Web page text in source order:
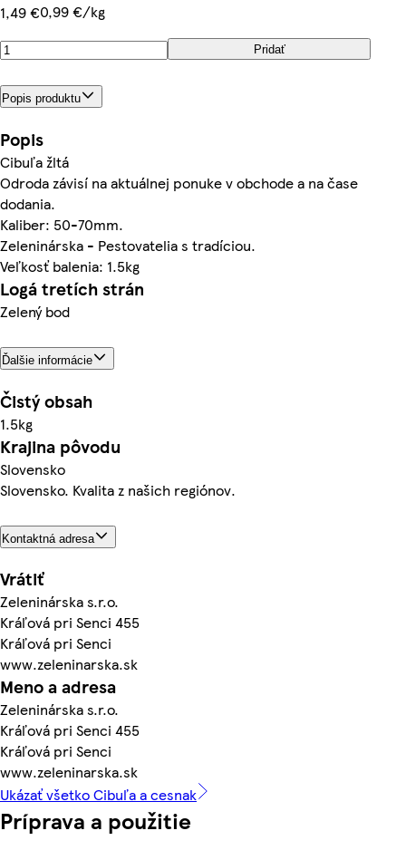
1,49 €0,99 €/kg
Pridať
Popis produktu
Popis
Cibuľa žltá
Odroda závisí na aktuálnej ponuke v obchode a na čase
dodania.
Kaliber: 50-70mm.
Zeleninárska - Pestovatelia s tradíciou.
Veľkosť balenia: 1.5kg
Logá tretích strán
Zelený bod
Ďalšie informácie
Čistý obsah
1.5kg
Krajina pôvodu
Slovensko
Slovensko. Kvalita z našich regiónov.
Kontaktná adresa
Vrátiť
Zeleninárska s.r.o.
Kráľová pri Senci 455
Kráľová pri Senci
www.zeleninarska.sk
Meno a adresa
Zeleninárska s.r.o.
Kráľová pri Senci 455
Kráľová pri Senci
www.zeleninarska.sk
Ukázať všetko Cibuľa a cesnak
Príprava a použitie